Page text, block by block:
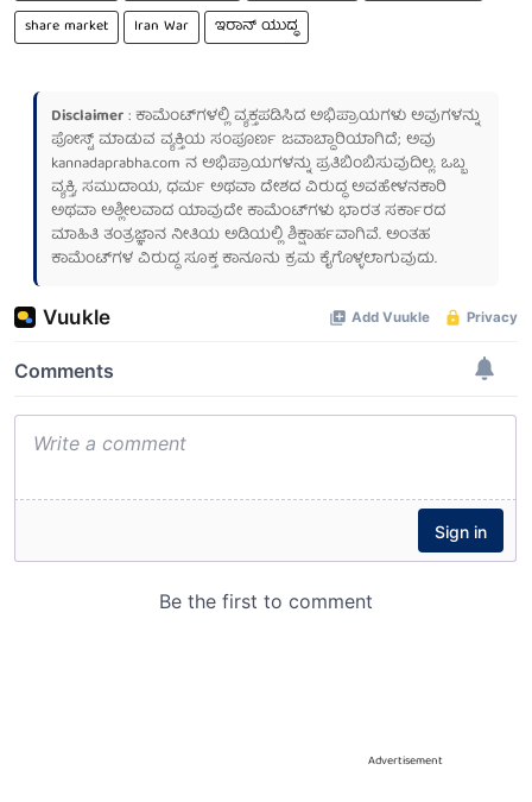
share market
Iran War ಇರಾನ್ ಯುದ್ಧ
Disclaimer: ಕಾಮೆಂಟ್‌ಗಳಲ್ಲಿ ವ್ಯಕ್ತಪಡಿಸಿದ ಅಭಿಪ್ರಾಯಗಳು ಅವುಗಳನ್ನು
ಪೋಸ್ಟ್ ಮಾಡುವ ವ್ಯಕ್ತಿಯ ಸಂಪೂರ್ಣ ಜವಾಬ್ದಾರಿಯಾಗಿದೆ; ಅವು
kannadaprabha.com ನ ಅಭಿಪ್ರಾಯಗಳನ್ನು ಪ್ರತಿಬಿಂಬಿಸುವುದಿಲ್ಲ. ಒಬ್ಬ
ವ್ಯಕ್ತಿ, ಸಮುದಾಯ, ಧರ್ಮ ಅಥವಾ ದೇಶದ ವಿರುದ್ಧ ಅವಹೇಳನಕಾರಿ
ಅಥವಾ ಅಶ್ಲೀಲವಾದ ಯಾವುದೇ ಕಾಮೆಂಟ್‌ಗಳು ಭಾರತ ಸರ್ಕಾರದ
ಮಾಹಿತಿ ತಂತ್ರಜ್ಞಾನ ನೀತಿಯ ಅಡಿಯಲ್ಲಿ ಶಿಕ್ಷಾರ್ಹವಾಗಿವೆ. ಅಂತಹ
ಕಾಮೆಂಟ್‌ಗಳ ವಿರುದ್ಧ ಸೂಕ್ತ ಕಾನೂನು ಕ್ರಮ ಕೈಗೊಳ್ಳಲಾಗುವುದು.
Advertisement